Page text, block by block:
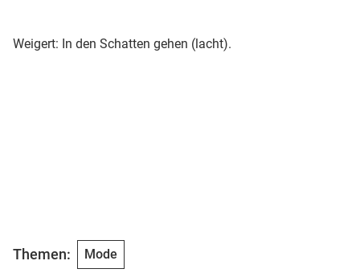
Weigert: In den Schatten gehen (lacht).
Themen: Mode